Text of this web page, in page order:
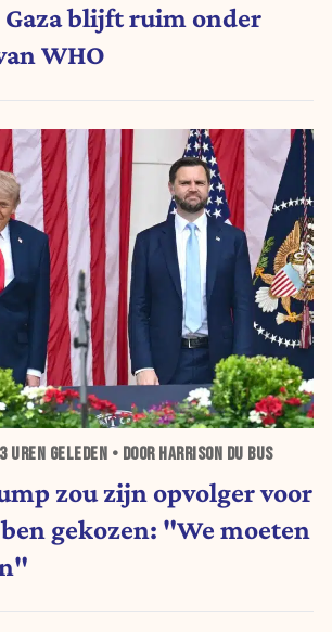
blijft ruim onder
WHO
UREN GELEDEN • DOOR HARRISON DU BUS
zou zijn opvolger voor
gekozen: "We moeten